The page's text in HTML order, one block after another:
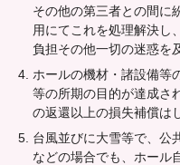
その他の第三者との間に
用にてこれを処理解決し
負担その他一切の迷惑を
ホールの機材・諸設備等
等の所期の目的が達成さ
の返還以上の損失補償は
台風並びに大雪等で、公
などの場合でも、ホール